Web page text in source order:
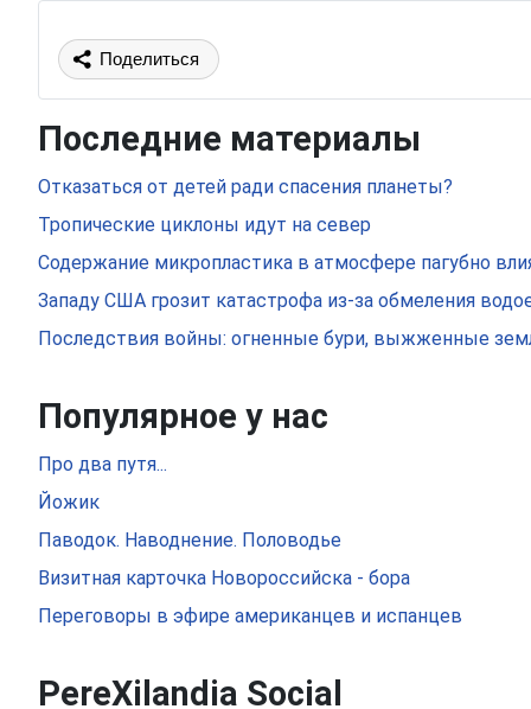
Поделиться
Последние материалы
Отказаться от детей ради спасения планеты?
Тропические циклоны идут на север
Содержание микропластика в атмосфере пагубно
Западу США грозит катастрофа из-за обмеления
Последствия войны: огненные бури, выжженные
Популярное у нас
Про два путя...
Йожик
Паводок. Наводнение. Половодье
Визитная карточка Новороссийска - бора
Переговоры в эфире американцев и испанцев
PereXilandia Social